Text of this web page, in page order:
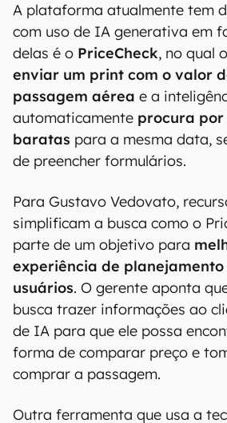
A plataforma atualmente tem
com uso de IA generativa em
delas é o PriceCheck, no qual
enviar um print com o valor
passagem aérea e a
automaticamente procura por
baratas para a mesma data,
de preencher formulários.
Para Gustavo Vedovato,
simplificam a busca como o
parte de um objetivo para
experiência de
usuários. O gerente aponta
busca trazer informações ao
de IA para que ele possa
forma de comparar preço e
comprar a passagem.
Outra ferramenta que usa a